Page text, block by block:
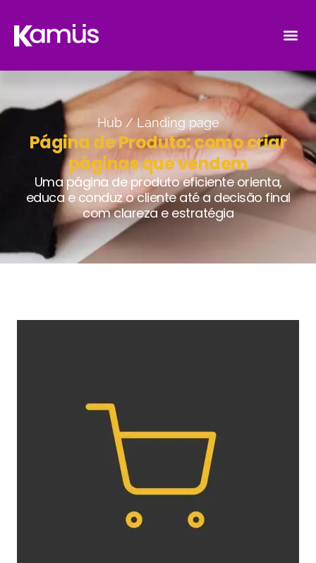
Hub / Landing page
Página de Produto: como criar
páginas que vendem
Uma página de produto eficiente orienta,
educa e conduz o cliente até a decisão final
com clareza e estratégia